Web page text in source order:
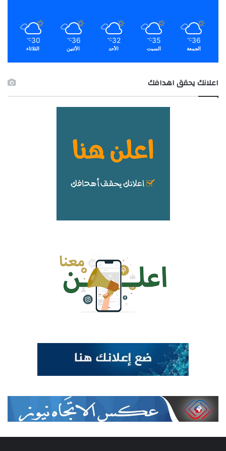
36
℃
الجمعة
35
℃
السبت
32
℃
الأحد
36
℃
الأثنين
30
℃
الثلاثاء
اعلانك يحقق اهدافك